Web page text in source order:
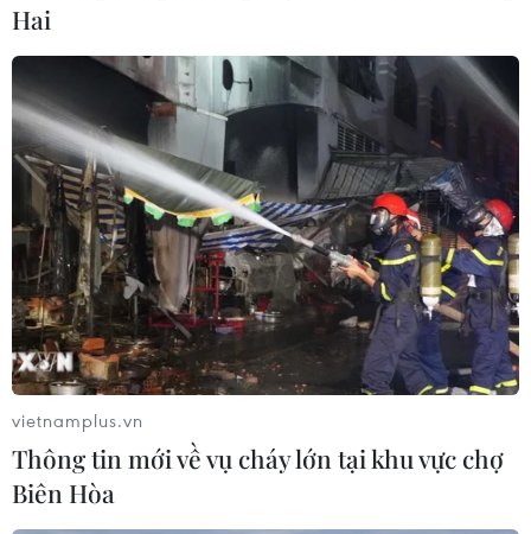
#Iran #Xuất khẩu dầu
#Trừng phạt
#Năng lượng Mặt Trời
Iran Pháp
Theo dõi VietnamPlus
Hai
vietnamplus.vn
Thông tin mới về vụ cháy lớn tại khu vực chợ
Biên Hòa